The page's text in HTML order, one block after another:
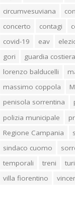
circumvesuviana
concerto
contagi
covid-19
eav
gori
guardia costiera
lorenzo balducelli
massimo coppola
penisola sorrentina
polizia municipale
Regione Campania
sindaco cuomo
temporali
treni
villa fiorentino